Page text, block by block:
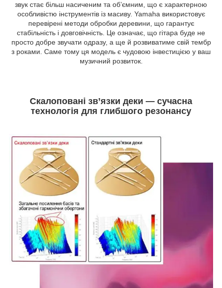
звук стає більш насиченим та об’ємним, що є характерною
особливістю інструментів із масиву. Yamaha використовує
перевірені методи обробки деревини, що гарантує
стабільність і довговічність. Це означає, що гітара буде не
просто добре звучати одразу, а ще й розвиватиме свій тембр
з роками. Саме тому ця модель є чудовою інвестицією у ваш
музичний розвиток.
Скалоповані зв’язки деки — сучасна
технологія для глибшого резонансу